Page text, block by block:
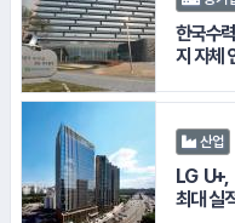
한국수
지 자체
산업
LG
최대 실
#CJ온스타일